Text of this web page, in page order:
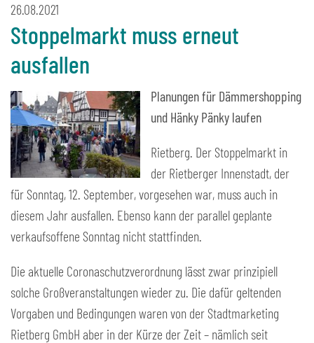
26.08.2021
Stoppelmarkt muss erneut
ausfallen
Planungen für Dämmershopping
und Hänky Pänky laufen
Rietberg. Der Stoppelmarkt in
der Rietberger Innenstadt, der
für Sonntag, 12. September, vorgesehen war, muss auch in
diesem Jahr ausfallen. Ebenso kann der parallel geplante
verkaufsoffene Sonntag nicht stattfinden.
Die aktuelle Coronaschutzverordnung lässt zwar prinzipiell
solche Großveranstaltungen wieder zu. Die dafür geltenden
Vorgaben und Bedingungen waren von der Stadtmarketing
Rietberg GmbH aber in der Kürze der Zeit – nämlich seit